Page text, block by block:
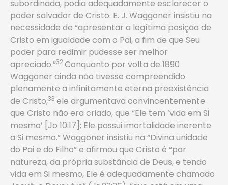
subordinada, podia adequadamente esclarecer o
poder salvador de Cristo. E. J. Waggoner insistiu na
necessidade de “apresentar a legítima posição de
Cristo em igualdade com o Pai, a fim de que Seu
poder para redimir pudesse ser melhor
apreciado.”32 Conquanto por volta de 1890
Waggoner ainda não tivesse compreendido
plenamente a infinitamente eterna preexistência
de Cristo,33 ele argumentava convincentemente
que Cristo não era criado, que “Ele tem ‘vida em Si
mesmo’ [Jo 10:17]; Ele possui imortalidade inerente
a Si mesmo.” Waggoner insistiu na “Divina unidade
do Pai e do Filho” e afirmou que Cristo é “por
natureza, da própria substância de Deus, e tendo
vida em Si mesmo, Ele é adequadamente chamado